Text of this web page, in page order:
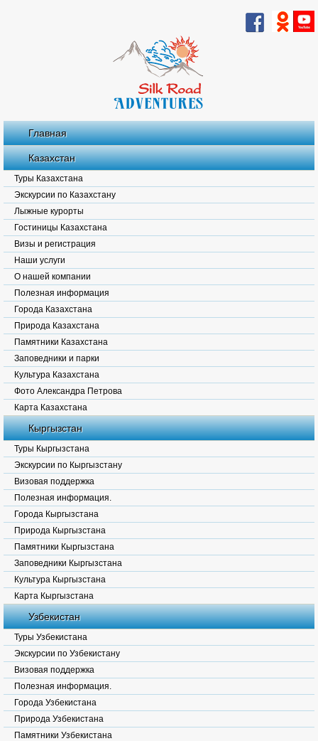
Главная
Казахстан
Туры Казахстана
Экскурсии по Казахстану
Лыжные курорты
Гостиницы Казахстана
Визы и регистрация
Наши услуги
О нашей компании
Полезная информация
Города Казахстана
Природа Казахстана
Памятники Казахстана
Заповедники и парки
Культура Казахстана
Фото Александра Петрова
Карта Казахстана
Кыргызстан
Туры Кыргызстана
Экскурсии по Кыргызстану
Визовая поддержка
Полезная информация.
Города Кыргызстана
Природа Кыргызстана
Памятники Кыргызстана
Заповедники Кыргызстана
Культура Кыргызстана
Карта Кыргызстана
Узбекистан
Туры Узбекистана
Экскурсии по Узбекистану
Визовая поддержка
Полезная информация.
Города Узбекистана
Природа Узбекистана
Памятники Узбекистана